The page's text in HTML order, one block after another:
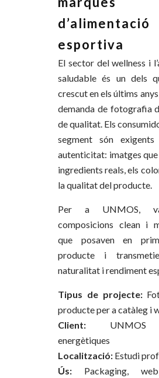
d’alimentació
esportiva
El sector del wellness i
saludable és un dels
crescut en els últims
demanda de fotografia
de qualitat. Els
segment són
autenticitat: imatges
ingredients reals, els
la qualitat del producte.
Per a UNMOS,
composicions clean i
que posaven en
producte i
naturalitat i rendiment
Tipus de projecte:
producte per a catàleg i
Client: UNMOS
energètiques
Localització: Estudi
Ús: Packaging,